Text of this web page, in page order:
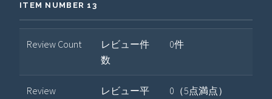
ITEM NUMBER 13
Review Count
レビュー件
数
0件
Review
レビュー平
0（5点満点）